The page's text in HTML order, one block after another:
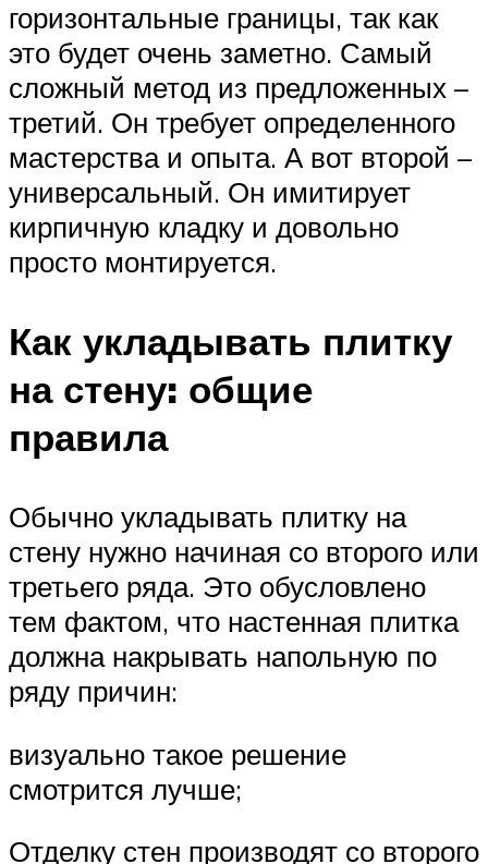
горизонтальные границы, так как
это будет очень заметно. Самый
сложный метод из предложенных –
третий. Он требует определенного
мастерства и опыта. А вот второй –
универсальный. Он имитирует
кирпичную кладку и довольно
просто монтируется.
Как укладывать плитку
на стену: общие
правила
Обычно укладывать плитку на
стену нужно начиная со второго или
третьего ряда. Это обусловлено
тем фактом, что настенная плитка
должна накрывать напольную по
ряду причин:
визуально такое решение
смотрится лучше;
Отделку стен производят со второго